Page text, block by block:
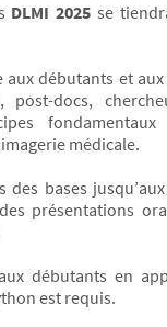
DLMI 2025 se
aux débutants et
post-docs,
fondamentaux
médicale.
des bases
présentations
débutants en
est requis.